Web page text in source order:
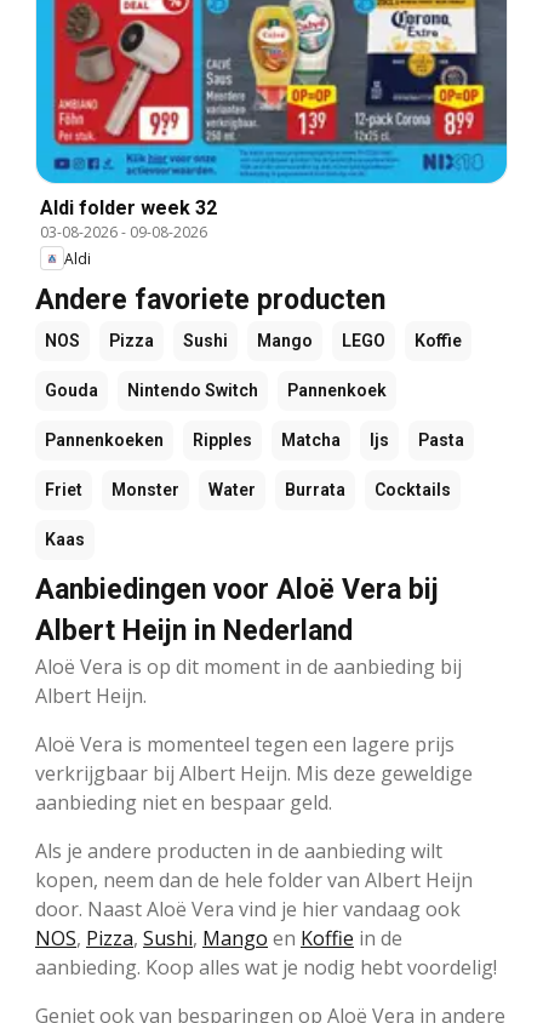
Aldi folder week 32
03-08-2026- 09-08-2026
Aldi
Andere favoriete producten
NOS Pizza Sushi Mango LEGO Koffie
Gouda Nintendo Switch Pannenkoek
Pannenkoeken Ripples Matcha Ijs Pasta
Friet Monster Water Burrata Cocktails
Kaas
Aanbiedingen voor Aloë Vera bij
Albert Heijn in Nederland
Aloë Vera is op dit moment in de aanbieding bij
Albert Heijn.
Aloë Vera is momenteel tegen een lagere prijs
verkrijgbaar bij Albert Heijn. Mis deze geweldige
aanbieding niet en bespaar geld.
Als je andere producten in de aanbieding wilt
kopen, neem dan de hele folder van Albert Heijn
door. Naast Aloë Vera vind je hier vandaag ook
NOS, Pizza, Sushi, Mango en Koffie in de
aanbieding. Koop alles wat je nodig hebt voordelig!
Geniet ook van besparingen op Aloë Vera in andere